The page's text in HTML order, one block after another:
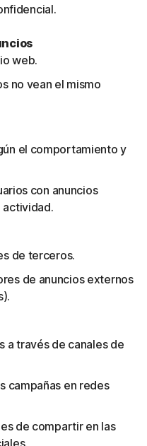
web.
no vean el mismo
el comportamiento y
con anuncios
actividad.
de terceros.
de anuncios externos
a través de canales de
campañas en redes
de compartir en las